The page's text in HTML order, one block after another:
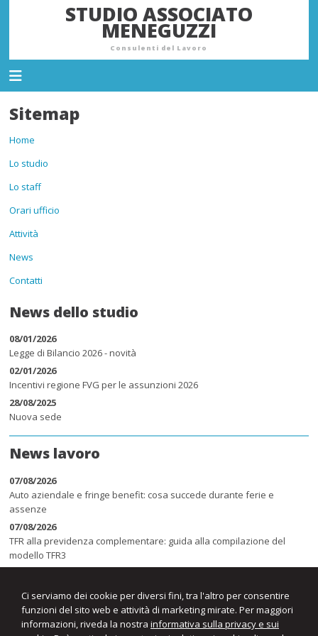
Ci serviamo dei cookie per diversi fini, tra l'altro per consentire
funzioni del sito web e attività di marketing mirate. Per maggiori
informazioni, riveda la nostra informativa sulla privacy e sui
STUDIO ASSOCIATO
MENEGUZZI
Consulenti del Lavoro
Sitemap
Home
Lo studio
Lo staff
Orari ufficio
Attività
News
Contatti
News dello studio
08/01/2026
Legge di Bilancio 2026 - novità
02/01/2026
Incentivi regione FVG per le assunzioni 2026
28/08/2025
Nuova sede
News lavoro
07/08/2026
Auto aziendale e fringe benefit: cosa succede durante ferie e
assenze
07/08/2026
TFR alla previdenza complementare: guida alla compilazione del
modello TFR3
sanzioni